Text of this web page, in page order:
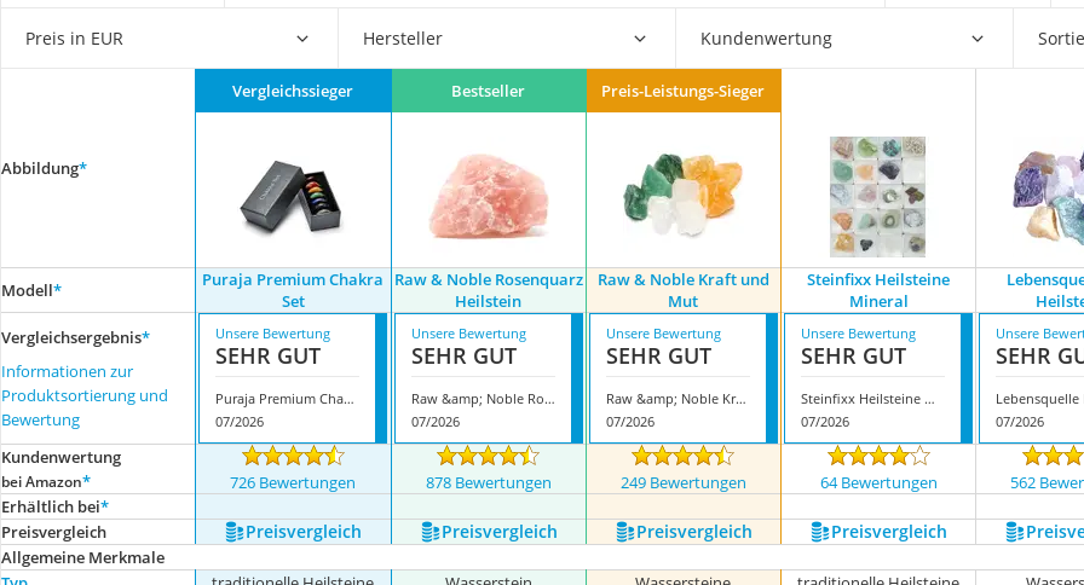
Wanderschuhe Herren
Sicherheitsweste Reiten
Preis in EUR Hersteller Kundenwertung
Abbildung*
Vergleichssieger Bestseller Preis-Leistungs-Sieger
Modell*
Puraja Premium Chakra
Set
Raw & Noble Rosenquarz
Heilstein
Raw & Noble Kraft und
Mut
Steinfixx Heilsteine
Mineral
Vergleichsergebnis*
Informationen zur
Produktsortierung und
Bewertung
Unsere Bewertung
SEHR GUT
Puraja Premium Chakra Set
07/2026
Unsere Bewertung
SEHR GUT
Raw &amp; Noble Rosenquarz Heilstein
07/2026
Unsere Bewertung
SEHR GUT
Raw &amp; Noble Kraft und Mut
07/2026
Unsere Bewertung
SEHR GUT
Steinfixx Heilsteine Mineral
07/2026
Unsere
SEHR
07/2026
Kundenwertung
bei Amazon* 726 Bewertungen 878 Bewertungen 249 Bewertungen 64 Bewertungen 562
Erhältlich bei*
Preis­vergleich
Preis­vergleich Preis­vergleich Preis­vergleich Preis­vergleich
Allgemeine Merkmale